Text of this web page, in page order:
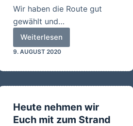
Wir haben die Route gut
gewählt und…
Weiterlesen
Hvide
Sande
9. AUGUST 2020
Heute nehmen wir
Euch mit zum Strand